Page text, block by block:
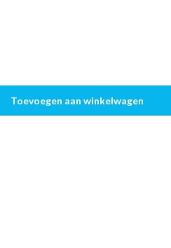
Toevoegen aan winkelwagen